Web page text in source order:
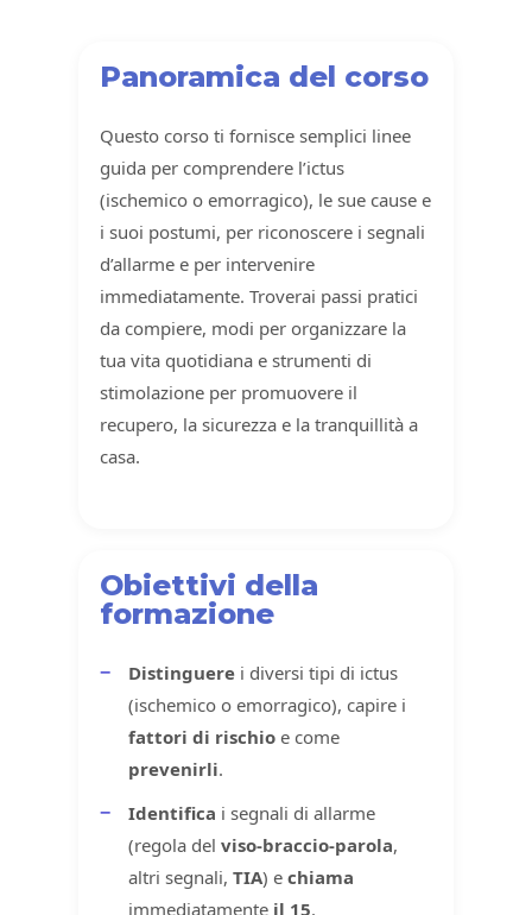
Panoramica del corso
Questo corso ti fornisce semplici linee
guida per comprendere l’ictus
(ischemico o emorragico), le sue cause e
i suoi postumi, per riconoscere i segnali
d’allarme e per intervenire
immediatamente. Troverai passi pratici
da compiere, modi per organizzare la
tua vita quotidiana e strumenti di
stimolazione per promuovere il
recupero, la sicurezza e la tranquillità a
casa.
Obiettivi della
formazione
Distinguere i diversi tipi di ictus
(ischemico o emorragico), capire i
fattori di rischio e come
prevenirli.
Identifica i segnali di allarme
(regola delviso-braccio-parola,
altri segnali,TIA) echiama
immediatamente il 15.